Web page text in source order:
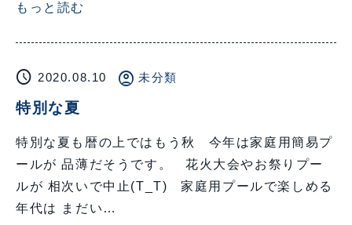
もっと読む
schedule 2020.08.10 account_circle 未分類
特別な夏
特別な夏も暦の上ではもう秋 今年は家庭用簡易プ
ールが 品薄だそうです。 花火大会やお祭りプー
ルが 相次いで中止(T_T) 家庭用プールで楽しめる
年代は まだい…